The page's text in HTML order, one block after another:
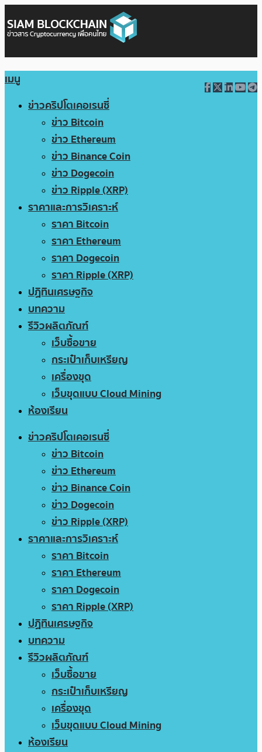
เมนู
ข่าวคริปโตเคอเรนซี่
ข่าว Bitcoin
ข่าว Ethereum
ข่าว Binance Coin
ข่าว Dogecoin
ข่าว Ripple (XRP)
ราคาและการวิเคราะห์
ราคา Bitcoin
ราคา Ethereum
ราคา Dogecoin
ราคา Ripple (XRP)
ปฏิทินเศรษฐกิจ
บทความ
รีวิวผลิตภัณฑ์
เว็บซื้อขาย
กระเป๋าเก็บเหรียญ
เครื่องขุด
เว็บขุดแบบ Cloud Mining
ห้องเรียน
ข่าวคริปโตเคอเรนซี่
ข่าว Bitcoin
ข่าว Ethereum
ข่าว Binance Coin
ข่าว Dogecoin
ข่าว Ripple (XRP)
ราคาและการวิเคราะห์
ราคา Bitcoin
ราคา Ethereum
ราคา Dogecoin
ราคา Ripple (XRP)
ปฏิทินเศรษฐกิจ
บทความ
รีวิวผลิตภัณฑ์
เว็บซื้อขาย
กระเป๋าเก็บเหรียญ
เครื่องขุด
เว็บขุดแบบ Cloud Mining
ห้องเรียน